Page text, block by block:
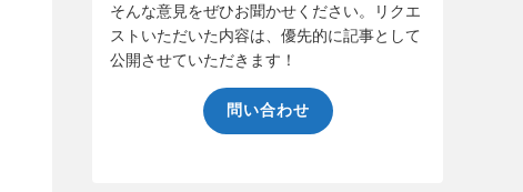
そんな意見をぜひお聞かせください。リクエ
ストいただいた内容は、優先的に記事として
公開させていただきます！
問い合わせ